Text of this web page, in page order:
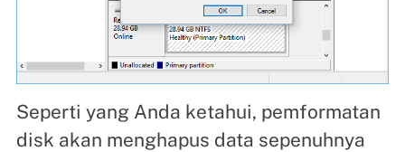
Seperti yang Anda ketahui, pemformatan
disk akan menghapus data sepenuhnya